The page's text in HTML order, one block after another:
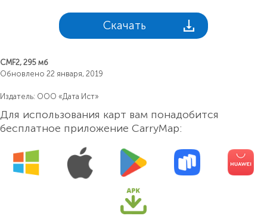
CMF2, 295 мб
Обновлено 22 января, 2019
Издатель: ООО «Дата Ист»
Для использования карт вам понадобится
бесплатное приложение CarryMap:
Скачать